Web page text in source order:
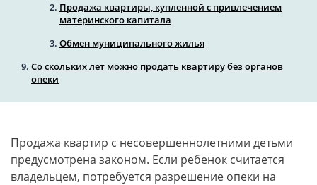
Продажа квартиры, купленной с привлечением
материнского капитала
Обмен муниципального жилья
Со скольких лет можно продать квартиру без органов
опеки
Продажа квартир с несовершеннолетними детьми
предусмотрена законом. Если ребенок считается
владельцем, потребуется разрешение опеки на